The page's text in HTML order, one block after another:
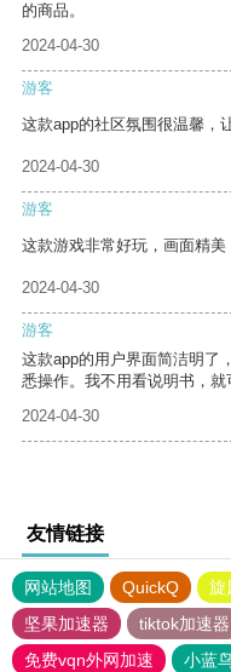
的商品。
2024-04-30
游客
这款app的社区氛围很温馨，
2024-04-30
游客
这款游戏非常好玩，画面精美
2024-04-30
游客
这款app的用户界面简洁明了
悉操作。我不用看说明书，就
2024-04-30
友情链接
网站地图 QuickQ 旋
坚果加速器
tiktok加速器
免费vqn外网加速
小蓝